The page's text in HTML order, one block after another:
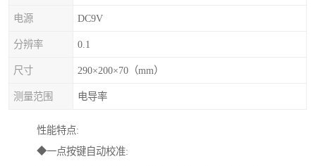
电源 DC9V
分辨率 0.1
尺寸 290×200×70（mm）
测量范围 电导率
性能特点:
◆一点按键自动校准: